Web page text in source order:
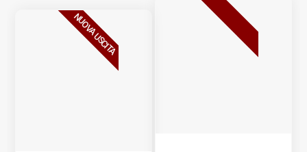
NUOVA USCITA BESTSELLER